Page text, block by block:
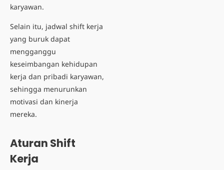
karyawan.
Selain itu, jadwal shift kerja
yang buruk dapat
mengganggu
keseimbangan kehidupan
kerja dan pribadi karyawan,
sehingga menurunkan
motivasi dan kinerja
mereka.
Aturan Shift
Kerja